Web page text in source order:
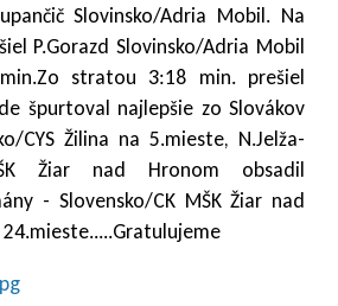
Slovinsko/Adria Mobil. Na
P.Gorazd Slovinsko/Adria Mobil
stratou 3:18 min. prešiel
špurtoval najlepšie zo Slovákov
CYS Žilina na 5.mieste, N.Jelža-
Žiar nad Hronom obsadil
- Slovensko/CK MŠK Žiar nad